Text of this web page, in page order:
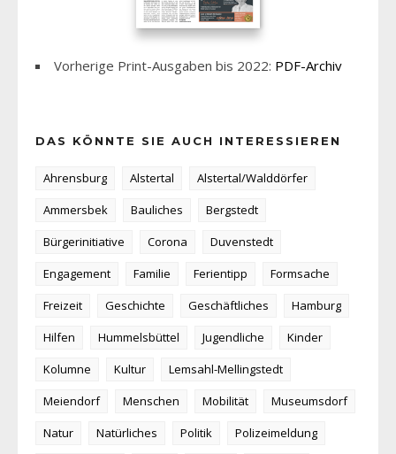
Vorherige Print-Ausgaben bis 2022: PDF-Archiv
DAS KÖNNTE SIE AUCH INTERESSIEREN
Ahrensburg Alstertal
Alstertal/Walddörfer
Ammersbek
Bauliches
Bergstedt
Bürgerinitiative
Corona
Duvenstedt
Engagement
Familie Ferientipp
Formsache
Freizeit
Geschichte Geschäftliches
Hamburg
Hilfen
Hummelsbüttel Jugendliche
Kinder
Kolumne
Kultur
Lemsahl-Mellingstedt
Meiendorf
Menschen Mobilität
Museumsdorf
Natur
Natürliches Politik
Polizeimeldung